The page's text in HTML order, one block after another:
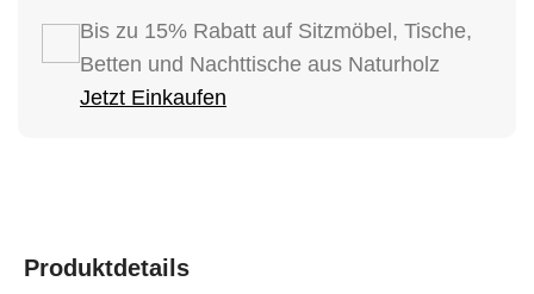
Bis zu 15% Rabatt auf Sitzmöbel, Tische,
Betten und Nachttische aus Naturholz
Jetzt Einkaufen
Produktdetails